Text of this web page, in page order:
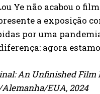
Ye não acabou o
a exposição
por uma
agora
An Unfinished Film
EUA, 2024